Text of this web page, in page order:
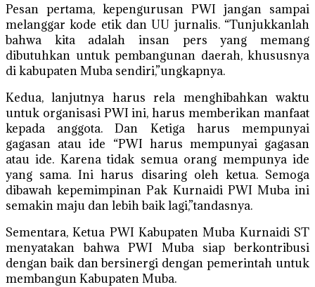
Pesan pertama, kepengurusan PWI jangan sampai
melanggar kode etik dan UU jurnalis. “Tunjukkanlah
bahwa kita adalah insan pers yang memang
dibutuhkan untuk pembangunan daerah, khususnya
di kabupaten Muba sendiri,”ungkapnya.
Kedua, lanjutnya harus rela menghibahkan waktu
untuk organisasi PWI ini, harus memberikan manfaat
kepada anggota. Dan Ketiga harus mempunyai
gagasan atau ide “PWI harus mempunyai gagasan
atau ide. Karena tidak semua orang mempunya ide
yang sama. Ini harus disaring oleh ketua. Semoga
dibawah kepemimpinan Pak Kurnaidi PWI Muba ini
semakin maju dan lebih baik lagi,”tandasnya.
Sementara, Ketua PWI Kabupaten Muba Kurnaidi ST
menyatakan bahwa PWI Muba siap berkontribusi
dengan baik dan bersinergi dengan pemerintah untuk
membangun Kabupaten Muba.